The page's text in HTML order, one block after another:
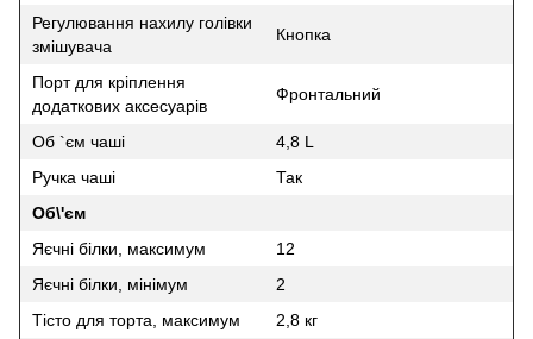
Регулювання нахилу голівки
змішувача
Кнопка
Порт для кріплення
додаткових аксесуарів
Фронтальний
Об `єм чаші
4,8 L
Ручка чаші
Так
Об\'єм
Яєчні білки, максимум
12
Яєчні білки, мінімум
2
Тісто для торта, максимум
2,8 кг